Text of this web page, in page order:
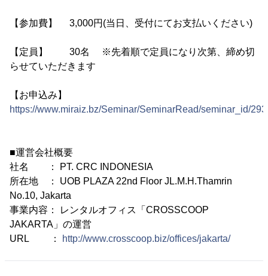
【参加費】 3,000円(当日、受付にてお支払いください)
【定員】 30名 ※先着順で定員になり次第、締め切
らせていただきます
【お申込み】
https://www.miraiz.bz/Seminar/SeminarRead/seminar_id/
■運営会社概要
社名 ： PT. CRC INDONESIA
所在地 ： UOB PLAZA 22nd Floor JL.M.H.Thamrin
No.10, Jakarta
事業内容： レンタルオフィス「CROSSCOOP
JAKARTA」の運営
URL ：
http://www.crosscoop.biz/offices/jakarta/